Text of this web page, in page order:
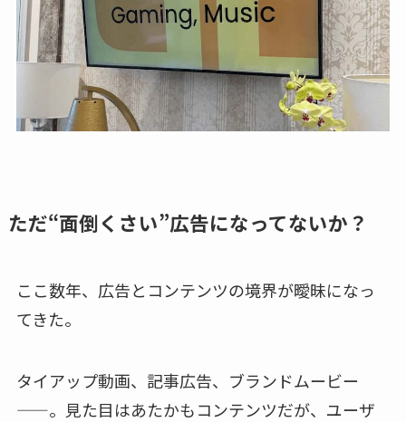
ただ“面倒くさい”広告になってないか？
ここ数年、広告とコンテンツの境界が曖昧になっ
てきた。
タイアップ動画、記事広告、ブランドムービー
——。見た目はあたかもコンテンツだが、ユーザ